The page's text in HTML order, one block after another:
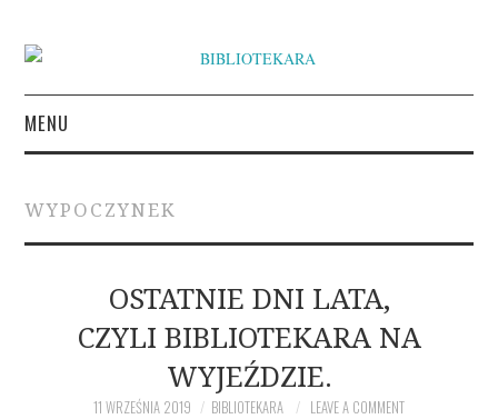
MENU
INSPIRACJE LITERACKIE
O BIBLIOTEKARZE
NAPISZ DO BIBLIOTEKARY
WYPOCZYNEK
OSTATNIE DNI LATA,
CZYLI BIBLIOTEKARA NA
WYJEŹDZIE.
11 WRZEŚNIA 2019 BIBLIOTEKARA LEAVE A COMMENT